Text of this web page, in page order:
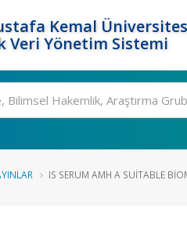
Kemal
Veri Yönetim Sistemi
IS SERUM AMH A SUITABLE